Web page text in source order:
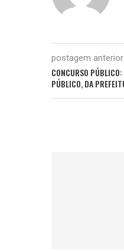
postagem anterior
CONCURSO
PÚBLICO, DA